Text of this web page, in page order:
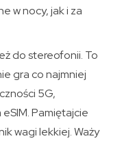
w nocy, jak i za
do stereofonii. To
gra co najmniej
5G,
Pamiętajcie
wagi lekkiej. Waży